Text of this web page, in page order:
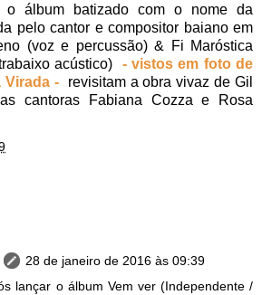
o álbum batizado com o nome da
pelo cantor e compositor baiano em
(voz e percussão) & Fi Maróstica
acústico) - vistos em foto de
Virada - revisitam a obra vivaz de Gil
cantoras Fabiana Cozza e Rosa
28 de janeiro de 2016 às 09:39
lançar o álbum Vem ver (Independente /